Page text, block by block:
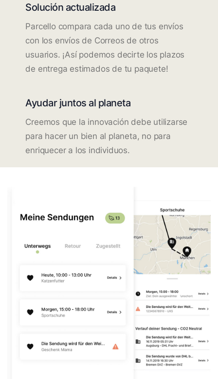
Solución actualizada
Parcello compara cada uno de tus envíos
con los envíos de Correos de otros
usuarios. ¡Así podemos decirte los plazos
de entrega estimados de tu paquete!
Ayudar juntos al planeta
Creemos que la innovación debe utilizarse
para hacer un bien al planeta, no para
enriquecer a los individuos.